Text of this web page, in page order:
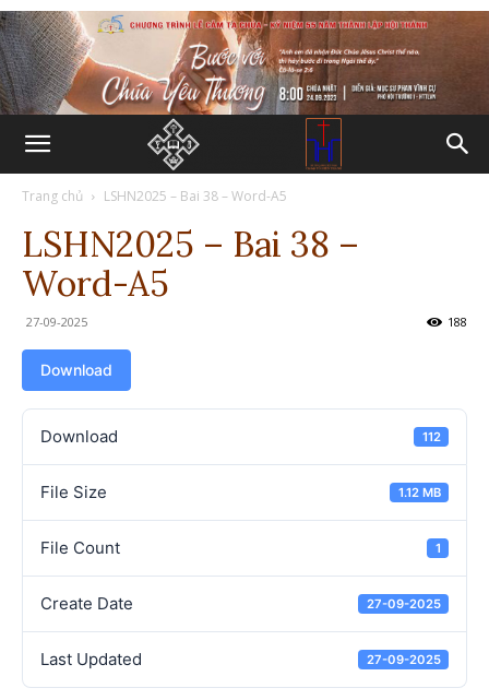
Trang chủ LSHN2025 – Bai 38 – Word-A5
LSHN2025 – Bai 38 –
Word-A5
27-09-2025 188
Download
Download 112
File Size 1.12 MB
File Count 1
Create Date 27-09-2025
Last Updated 27-09-2025